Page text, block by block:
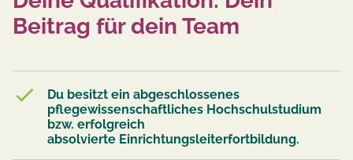
Beitrag für dein Team
Du besitzt ein abgeschlossenes
pflegewissenschaftliches Hochschulstudium
bzw. erfolgreich
absolvierte Einrichtungsleiterfortbildung.